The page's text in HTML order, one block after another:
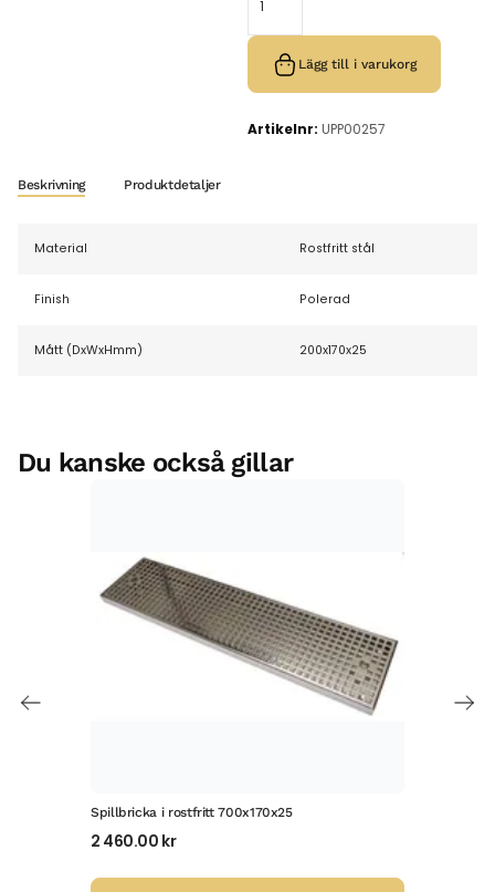
Lägg till i varukorg
Artikelnr: UPP00257
Beskrivning Produktdetaljer
Material Rostfritt stål
Finish Polerad
Mått (DxWxHmm) 200x170x25
Du kanske också gillar
Spillbricka i rostfritt 700x170x25
2 460.00 kr